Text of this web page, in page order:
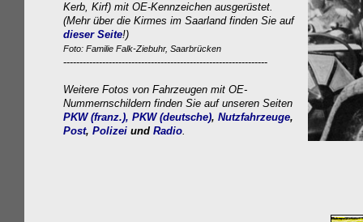
Kerb, Kirf) mit OE-Kennzeichen ausgerüstet.
(Mehr über die Kirmes im Saarland finden Sie auf
dieser Seite!)
Foto: Familie Falk-Ziebuhr, Saarbrücken
---------------------------------------------------------------
Weitere Fotos von Fahrzeugen mit OE-
Nummernschildern finden Sie auf unseren Seiten
PKW (franz.), PKW (deutsche), Nutzfahrzeuge,
Post, Polizei und Radio.